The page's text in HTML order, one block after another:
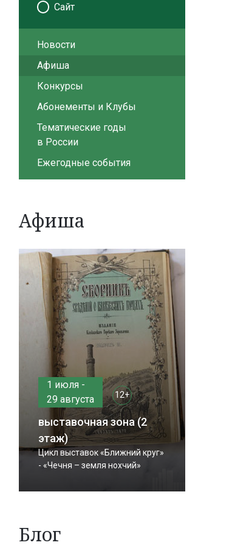
Сайт
Новости
Афиша
Конкурсы
Абонементы и Клубы
Тематические годы
в России
Ежегодные события
Афиша
1 июля -
29 августа
12+
выставочная зона (2
этаж)
Цикл выставок «Ближний круг»
- «Чечня – земля нохчий»
Блог